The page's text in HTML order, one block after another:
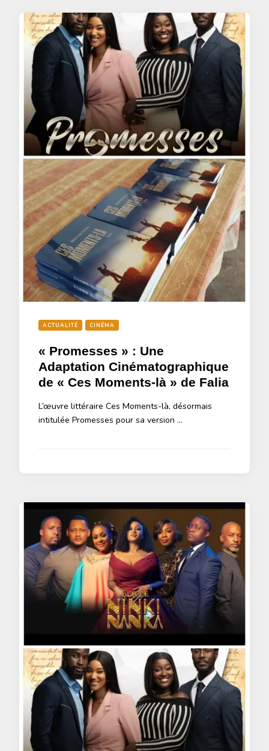
ACTUALITÉ CINÉMA
« Promesses » : Une
Adaptation Cinématographique
de « Ces Moments-là » de Falia
L’œuvre littéraire Ces Moments-là, désormais
intitulée Promesses pour sa version …